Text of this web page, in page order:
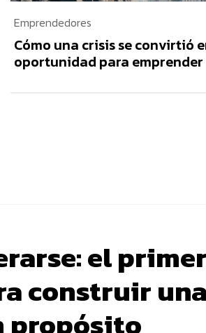
Emprendedores
Cómo una crisis se convirtió
oportunidad para emprender
el primer
construir una
propósito